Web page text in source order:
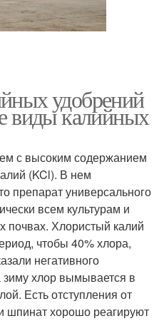
удобрений
виды калийных
с высоким содержанием
(KCl). В нем
препарат универсального
всем культурам и
почвах. Хлористый калий
чтобы 40% хлора,
негативного
зиму хлор вымывается в
Есть отступления от
шпинат хорошо реагируют